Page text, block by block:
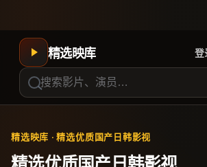
精选映库 登
精选映库 ·精选优质国产日韩影视
精选优质国产日韩影视